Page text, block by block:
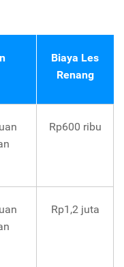
Biaya Les
Renang
Rp600 ribu
Rp1,2 juta